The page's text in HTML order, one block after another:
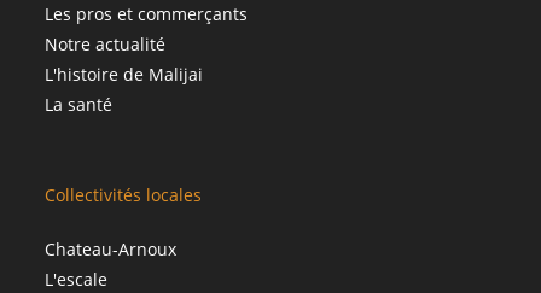
Les pros et commerçants
Notre actualité
L'histoire de Malijai
La santé
Collectivités locales
Chateau-Arnoux
L'escale